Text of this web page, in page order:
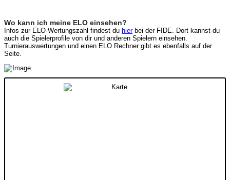
Wo kann ich meine ELO einsehen?
Infos zur ELO-Wertungszahl findest du hierbei der FIDE. Dort kannst du
auch die Spielerprofile von dir und anderen Spielern einsehen.
Turnierauswertungen und einen ELO Rechner gibt es ebenfalls auf der
Seite.